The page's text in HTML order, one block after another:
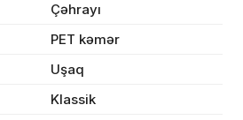
Çəhrayı
PET kəmər
Uşaq
Klassik